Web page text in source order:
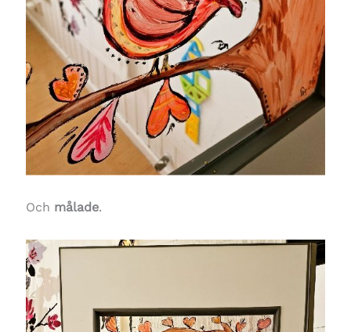
Och målade.